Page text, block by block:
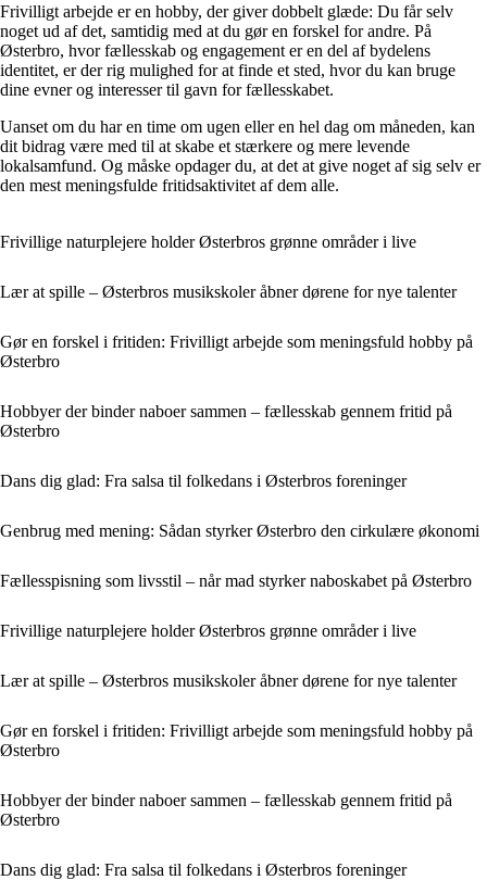
Frivilligt arbejde er en hobby, der giver dobbelt glæde: Du får selv
noget ud af det, samtidig med at du gør en forskel for andre. På
Østerbro, hvor fællesskab og engagement er en del af bydelens
identitet, er der rig mulighed for at finde et sted, hvor du kan bruge
dine evner og interesser til gavn for fællesskabet.
Uanset om du har en time om ugen eller en hel dag om måneden, kan
dit bidrag være med til at skabe et stærkere og mere levende
lokalsamfund. Og måske opdager du, at det at give noget af sig selv er
den mest meningsfulde fritidsaktivitet af dem alle.
Frivillige naturplejere holder Østerbros grønne områder i live
Lær at spille – Østerbros musikskoler åbner dørene for nye talenter
Gør en forskel i fritiden: Frivilligt arbejde som meningsfuld hobby på
Østerbro
Hobbyer der binder naboer sammen – fællesskab gennem fritid på
Østerbro
Dans dig glad: Fra salsa til folkedans i Østerbros foreninger
Genbrug med mening: Sådan styrker Østerbro den cirkulære økonomi
Fællesspisning som livsstil – når mad styrker naboskabet på Østerbro
Frivillige naturplejere holder Østerbros grønne områder i live
Lær at spille – Østerbros musikskoler åbner dørene for nye talenter
Gør en forskel i fritiden: Frivilligt arbejde som meningsfuld hobby på
Østerbro
Hobbyer der binder naboer sammen – fællesskab gennem fritid på
Østerbro
Dans dig glad: Fra salsa til folkedans i Østerbros foreninger